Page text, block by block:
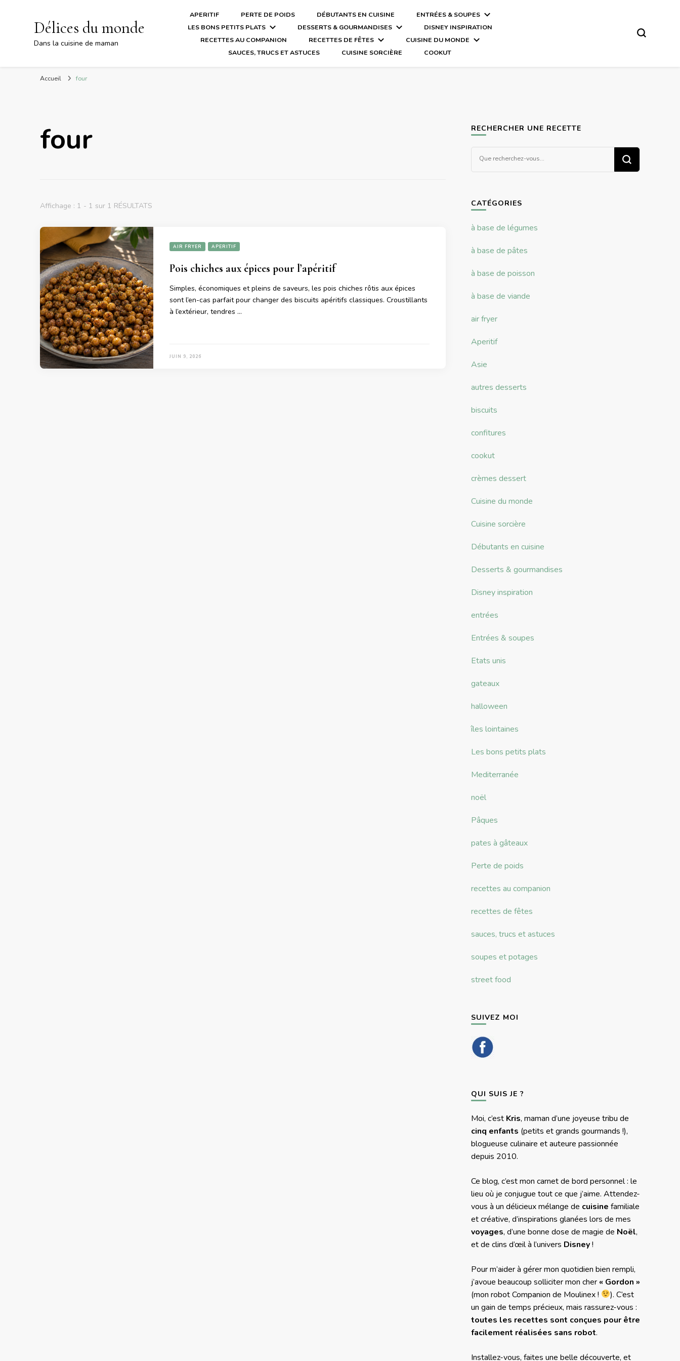
Délices du monde
Dans la cuisine de maman
APERITIF PERTE DE POIDS DÉBUTANTS EN CUISINE
ENTRÉES & SOUPES
LES BONS PETITS PLATS
DESSERTS & GOURMANDISES
DISNEY INSPIRATION
RECETTES AU COMPANION
RECETTES DE FÊTES
CUISINE DU MONDE
SAUCES, TRUCS ET ASTUCES
CUISINE SORCIÈRE COOKUT
Accueil four
four
Affichage : 1 - 1 sur 1 RÉSULTATS
AIR FRYER APERITIF
Pois chiches aux épices pour l’apéritif
Simples, économiques et pleins de saveurs, les pois chiches rôtis aux épices
sont l’en-cas parfait pour changer des biscuits apéritifs classiques. Croustillants
à l’extérieur, tendres …
JUIN 9, 2026
RECHERCHER UNE RECETTE
CATÉGORIES
à base de légumes
à base de pâtes
à base de poisson
à base de viande
air fryer
Aperitif
Asie
autres desserts
biscuits
confitures
cookut
crèmes dessert
Cuisine du monde
Cuisine sorcière
Débutants en cuisine
Desserts & gourmandises
Disney inspiration
entrées
Entrées & soupes
Etats unis
gateaux
halloween
îles lointaines
Les bons petits plats
Mediterranée
noël
Pâques
pates à gâteaux
Perte de poids
recettes au companion
recettes de fêtes
sauces, trucs et astuces
soupes et potages
street food
SUIVEZ MOI
QUI SUIS JE ?
Moi, c’est Kris, maman d’une joyeuse tribu de
cinq enfants (petits et grands gourmands !),
blogueuse culinaire et auteure passionnée
depuis 2010.
Ce blog, c’est mon carnet de bord personnel : le
lieu où je conjugue tout ce que j’aime. Attendez-
vous à un délicieux mélange de cuisine familiale
et créative, d’inspirations glanées lors de mes
voyages, d’une bonne dose de magie de Noël,
et de clins d’œil à l’univers Disney!
Pour m’aider à gérer mon quotidien bien rempli,
j’avoue beaucoup solliciter mon cher « Gordon »
(mon robot Companion de Moulinex !
). C’est
un gain de temps précieux, mais rassurez-vous :
toutes les recettes sont conçues pour être
facilement réalisées sans robot.
Installez-vous, faites une belle découverte, et